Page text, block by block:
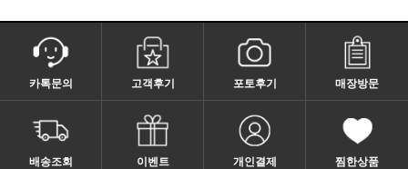
카톡문의 고객후기 포토후기 매장방문
배송조회 이벤트 개인결제 찜한상품